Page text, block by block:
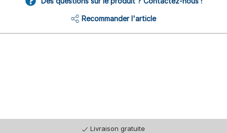
Recommander l'article
Livraison gratuite